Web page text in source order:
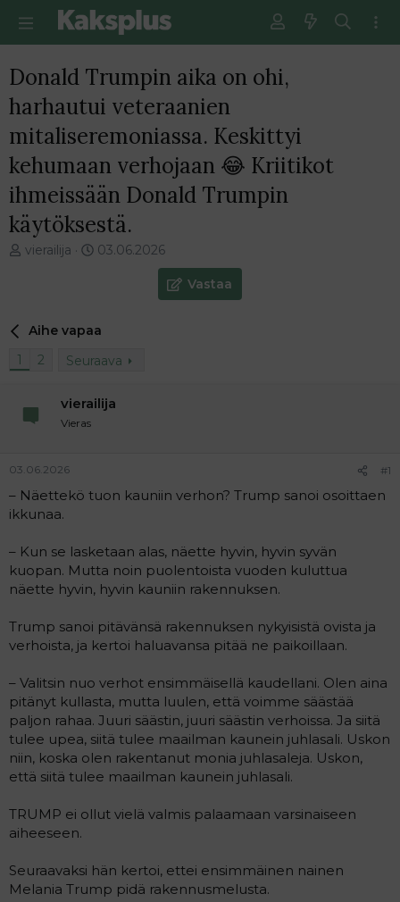
Donald Trumpin aika on ohi,
harhautui veteraanien
mitaliseremoniassa. Keskittyi
kehumaan verhojaan 😂 Kriitikot
ihmeissään Donald Trumpin
käytöksestä.
V
e
u
o
t
a
j
a
vierailija
E
m
i
e
t
03.06.2026
Vastaa
Aihe vapaa
1
2 Seuraava
vierailija
Vieras
03.06.2026 #1
– Näettekö tuon kauniin verhon? Trump sanoi osoittaen
ikkunaa.
– Kun se lasketaan alas, näette hyvin, hyvin syvän
kuopan. Mutta noin puolentoista vuoden kuluttua
näette hyvin, hyvin kauniin rakennuksen.
Trump sanoi pitävänsä rakennuksen nykyisistä ovista ja
verhoista, ja kertoi haluavansa pitää ne paikoillaan.
– Valitsin nuo verhot ensimmäisellä kaudellani. Olen aina
pitänyt kullasta, mutta luulen, että voimme säästää
paljon rahaa. Juuri säästin, juuri säästin verhoissa. Ja siitä
tulee upea, siitä tulee maailman kaunein juhlasali. Uskon
niin, koska olen rakentanut monia juhlasaleja. Uskon,
että siitä tulee maailman kaunein juhlasali.
TRUMP ei ollut vielä valmis palaamaan varsinaiseen
aiheeseen.
Seuraavaksi hän kertoi, ettei ensimmäinen nainen
Melania Trump pidä rakennusmelusta.